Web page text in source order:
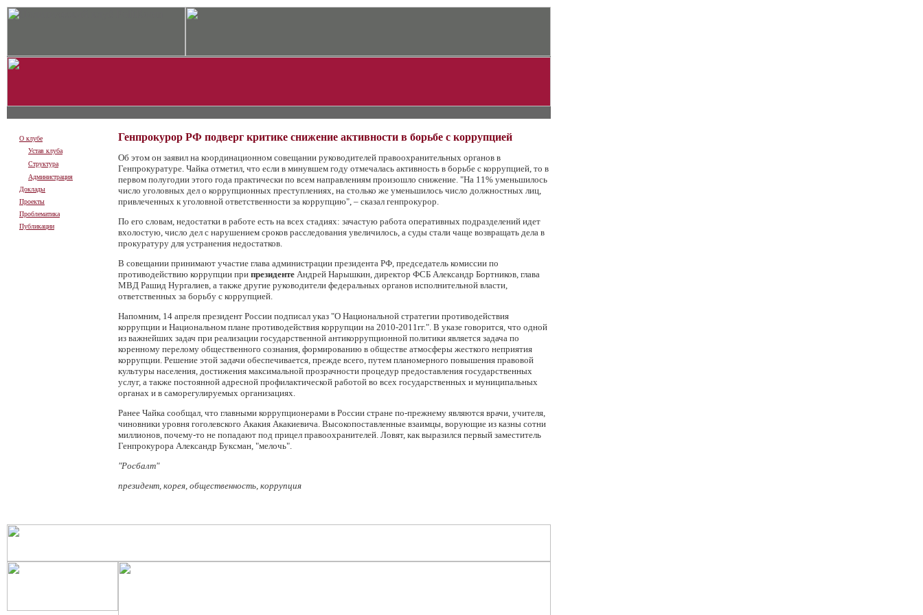
О клубе
Устав клуба
Структура
Администрация
Доклады
Проекты
Проблематика
Публикации
Генпрокурор РФ подверг критике снижение активности в борьбе с коррупцией
Об этом он заявил на координационном совещании руководителей правоохранительных органов в
Генпрокуратуре. Чайка отметил, что если в минувшем году отмечалась активность в борьбе с коррупцией, то в
первом полугодии этого года практически по всем направлениям произошло снижение. "На 11% уменьшилось
число уголовных дел о коррупционных преступлениях, на столько же уменьшилось число должностных лиц,
привлеченных к уголовной ответственности за коррупцию", – сказал генпрокурор.
По его словам, недостатки в работе есть на всех стадиях: зачастую работа оперативных подразделений идет
вхолостую, число дел с нарушением сроков расследования увеличилось, а суды стали чаще возвращать дела в
прокуратуру для устранения недостатков.
В совещании принимают участие глава администрации президента РФ, председатель комиссии по
противодействию коррупции при президенте Андрей Нарышкин, директор ФСБ Александр Бортников, глава
МВД Рашид Нургалиев, а также другие руководители федеральных органов исполнительной власти,
ответственных за борьбу с коррупцией.
Напомним, 14 апреля президент России подписал указ "О Национальной стратегии противодействия
коррупции и Национальном плане противодействия коррупции на 2010-2011гг.". В указе говорится, что одной
из важнейших задач при реализации государственной антикоррупционной политики является задача по
коренному перелому общественного сознания, формированию в обществе атмосферы жесткого неприятия
коррупции. Решение этой задачи обеспечивается, прежде всего, путем планомерного повышения правовой
культуры населения, достижения максимальной прозрачности процедур предоставления государственных
услуг, а также постоянной адресной профилактической работой во всех государственных и муниципальных
органах и в саморегулируемых организациях.
Ранее Чайка сообщал, что главными коррупционерами в России стране по-прежнему являются врачи, учителя,
чиновники уровня гоголевского Акакия Акакиевича. Высокопоставленные взаимцы, ворующие из казны сотни
миллионов, почему-то не попадают под прицел правоохранителей. Ловят, как выразился первый заместитель
Генпрокурора Александр Буксман, "мелочь".
"Росбалт"
президент, корея, общественность, коррупция